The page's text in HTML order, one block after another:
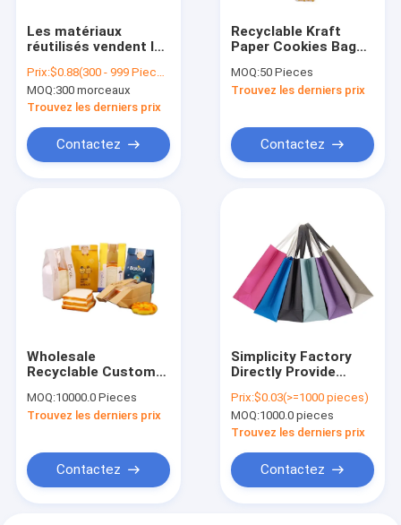
Les matériaux
réutilisés vendent les
gros de
empaquetage
imprimés faits sur
de sac de papier de
luxe de cadeau avec
Prix:$0.88(300 - 999 Pieces) $0.55(1000 - 9999 Pieces) $0.06(>=10000 Pieces)
MOQ:300 morceaux
Trouvez les derniers prix
Contactez
Recyclable Kraft
Paper Cookies Bags
Recycled Kraft Paper
Bags
MOQ:50 Pieces
Trouvez les derniers prix
Contactez
Wholesale
Recyclable Custom
Grease Oil Proof
Bakery Baguette
Packaging Kraft
Paper Bag With
MOQ:10000.0 Pieces
Trouvez les derniers prix
Contactez
Simplicity Factory
Directly Provide
Recycle Single /
Double Ripple
Wallpaper Bag
Prix:$0.03(>=1000 pieces)
MOQ:1000.0 pieces
Trouvez les derniers prix
Contactez